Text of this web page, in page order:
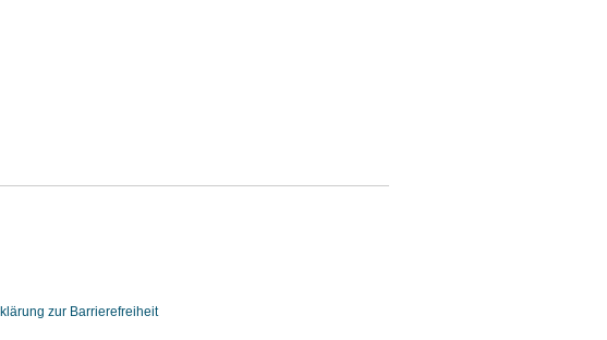
zur Barrierefreiheit